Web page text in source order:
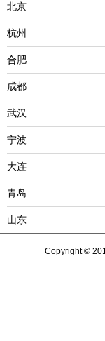
北京
杭州
合肥
成都
武汉
宁波
大连
青岛
山东
Copyright ©